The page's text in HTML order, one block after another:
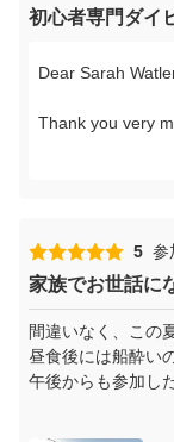
ダイビングスク
初心者専門ダイ
Dear Sarah
Thank you very
We truly
and manta rays!
All of our staff
time with us.
Please be sure to
Ishigaki Island.
5 参
家族でお世話に
間違いなく、この
昼食後には船酔い
午後からも参加し